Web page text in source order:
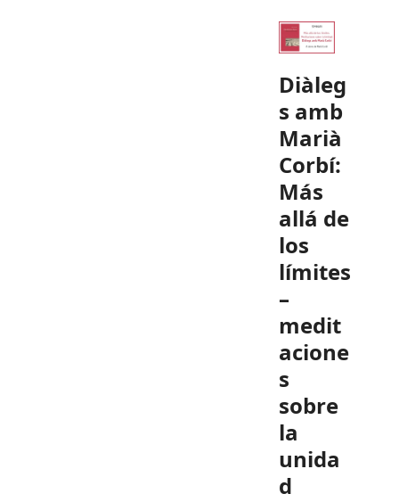
Diàleg
s amb
Marià
Corbí:
Más
allá de
los
límites
–
medit
acione
s
sobre
la
unida
d